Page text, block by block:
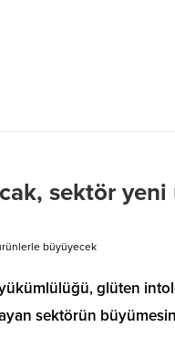
sektör
büyüyecek
glüten
sektörün